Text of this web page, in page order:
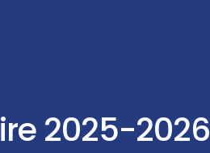
2025-2026